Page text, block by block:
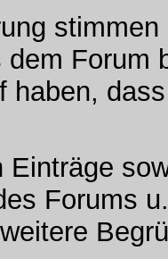
Forum
haben,
Einträge
Forums